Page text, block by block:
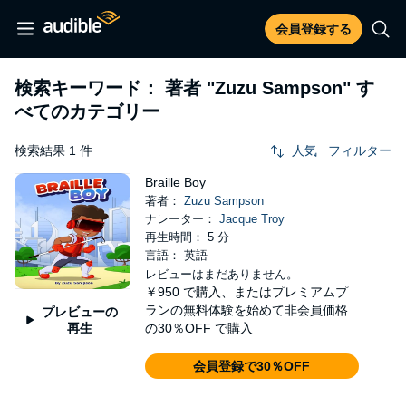
会員登録する
検索キーワード： 著者 "Zuzu Sampson" す
べてのカテゴリー
検索結果 1 件 人気 フィルター
プレビューの
再生
Braille Boy
著者： Zuzu Sampson
ナレーター： Jacque Troy
再生時間： 5 分
言語： 英語
レビューはまだありません。
￥950 で購入、またはプレミアムプ
ランの無料体験を始めて非会員価格
の30％OFF で購入
会員登録で30％OFF